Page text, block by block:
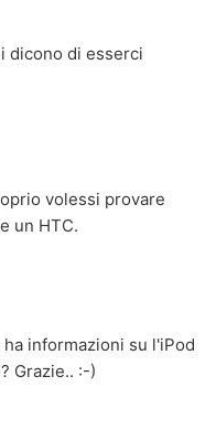
dicono di esserci
volessi provare
un HTC.
informazioni su l'iPod
Grazie.. :-)